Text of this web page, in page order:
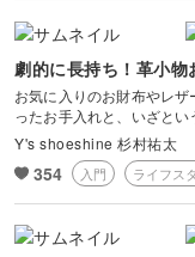
劇的に長持ち！革小
お気に入りのお財布やレ
ったお手入れと、いざとい
Y's shoeshine 杉村祐太
354 入門 ライフス